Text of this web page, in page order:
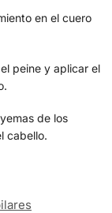
en el cuero
peine y aplicar el
de los
cabello.